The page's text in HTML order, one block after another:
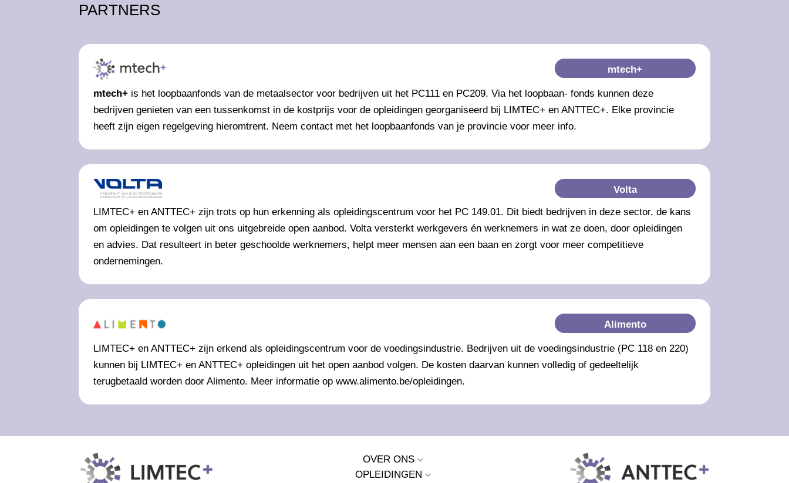
PARTNERS
mtech+
mtech+ is het loopbaanfonds van de metaalsector voor bedrijven uit het PC111 en PC209. Via het loopbaan- fonds kunnen deze
bedrijven genieten van een tussenkomst in de kostprijs voor de opleidingen georganiseerd bij LIMTEC+ en ANTTEC+. Elke provincie
heeft zijn eigen regelgeving hieromtrent. Neem contact met het loopbaanfonds van je provincie voor meer info.
Volta
LIMTEC+ en ANTTEC+ zijn trots op hun erkenning als opleidingscentrum voor het PC 149.01. Dit biedt bedrijven in deze sector, de kans
om opleidingen te volgen uit ons uitgebreide open aanbod. Volta versterkt werkgevers én werknemers in wat ze doen, door opleidingen
en advies. Dat resulteert in beter geschoolde werknemers, helpt meer mensen aan een baan en zorgt voor meer competitieve
ondernemingen.
Alimento
LIMTEC+ en ANTTEC+ zijn erkend als opleidingscentrum voor de voedingsindustrie. Bedrijven uit de voedingsindustrie (PC 118 en 220)
kunnen bij LIMTEC+ en ANTTEC+ opleidingen uit het open aanbod volgen. De kosten daarvan kunnen volledig of gedeeltelijk
terugbetaald worden door Alimento. Meer informatie op www.alimento.be/opleidingen.
OVER ONS 3
OPLEIDINGEN 3